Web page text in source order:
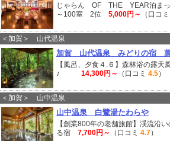
じゃらん OF THE YEAR泊まっ
～100室 2位 5,000円～ （口コミ
＜加賀＞ 山代温泉
加賀 山代温泉 みどりの宿
【風呂、夕食４.６】森林浴の露天
♪ 14,300円～ （口コミ 4.5）
＜加賀＞ 山中温泉
山中温泉 白鷺湯たわらや
【創業800年の老舗旅館】渓流沿
る宿 7,700円～ （口コミ 4.7）